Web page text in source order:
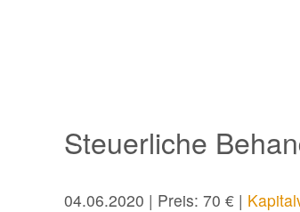
Steuerliche
04.06.2020 | Preis: 70 € |